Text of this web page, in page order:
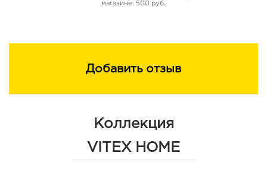
магазине: 500 руб.
Добавить отзыв
Коллекция
VITEX HOME